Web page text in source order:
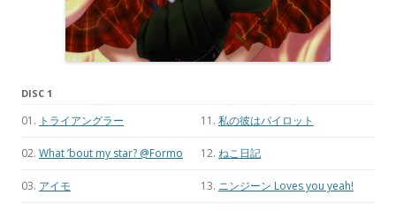
DISC 1
01. トライアングラー 11. 私の彼はパイロット
02. What ’bout my star? @Formo 12. ねこ日記
03. アイモ 13. ニンジーン Loves you yeah!